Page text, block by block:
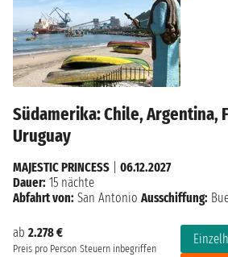
Südamerika: Chile, Argentina,
Uruguay
ab 2.278 €
Preis pro Person Steuern inbegriffen
MAJESTIC PRINCESS
06.12.2027
Dauer: 15 nächte
Abfahrt von: San Antonio Ausschiffung: